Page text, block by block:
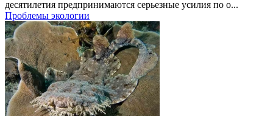
десятилетия предпринимаются серьезные усилия по о...
Проблемы экологии